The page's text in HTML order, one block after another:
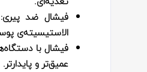
فیشال ضد پیری:
الاستیسیته‌ی
فیشال با
عمیق‌تر و پایدارتر.